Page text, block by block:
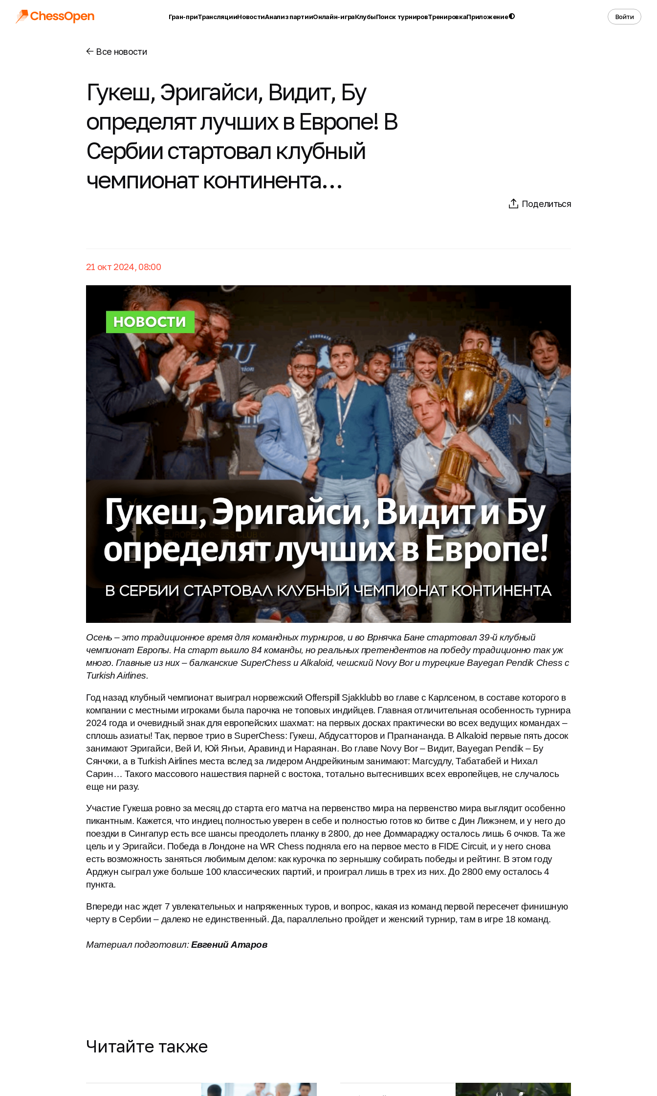
Гран-приТрансляцииНовостиАнализ партииОнлайн-играКлубыПоиск турнировТренировкаПриложение Войти
Все новости
Гукеш, Эригайси, Видит, Бу
определят лучших в Европе! В
Сербии стартовал клубный
чемпионат континента…
Поделиться
21 окт 2024, 08:00
Осень – это традиционное время для командных турниров, и во Врнячка Бане стартовал 39-й клубный
чемпионат Европы. На старт вышло 84 команды, но реальных претендентов на победу традиционно так уж
много. Главные из них – балканские SuperChess и Alkaloid, чешский Novy Bor и турецкие Bayegan Pendik Chess с
Turkish Airlines.
Год назад клубный чемпионат выиграл норвежский Offerspill Sjakklubb во главе с Карлсеном, в составе которого в
компании с местными игроками была парочка не топовых индийцев. Главная отличительная особенность турнира
2024 года и очевидный знак для европейских шахмат: на первых досках практически во всех ведущих командах –
сплошь азиаты! Так, первое трио в SuperChess: Гукеш, Абдусатторов и Прагнананда. В Alkaloid первые пять досок
занимают Эригайси, Вей И, Юй Янъи, Аравинд и Нараянан. Во главе Novy Bor – Видит, Bayegan Pendik – Бу
Сянчжи, а в Turkish Airlines места вслед за лидером Андрейкиным занимают: Магсудлу, Табатабей и Нихал
Сарин… Такого массового нашествия парней с востока, тотально вытеснивших всех европейцев, не случалось
еще ни разу.
Участие Гукеша ровно за месяц до старта его матча на первенство мира на первенство мира выглядит особенно
пикантным. Кажется, что индиец полностью уверен в себе и полностью готов ко битве с Дин Лижэнем, и у него до
поездки в Сингапур есть все шансы преодолеть планку в 2800, до нее Доммараджу осталось лишь 6 очков. Та же
цель и у Эригайси. Победа в Лондоне на WR Chess подняла его на первое место в FIDE Circuit, и у него снова
есть возможность заняться любимым делом: как курочка по зернышку собирать победы и рейтинг. В этом году
Арджун сыграл уже больше 100 классических партий, и проиграл лишь в трех из них. До 2800 ему осталось 4
пункта.
Впереди нас ждет 7 увлекательных и напряженных туров, и вопрос, какая из команд первой пересечет финишную
черту в Сербии – далеко не единственный. Да, параллельно пройдет и женский турнир, там в игре 18 команд.
Материал подготовил:Евгений Атаров
Читайте также